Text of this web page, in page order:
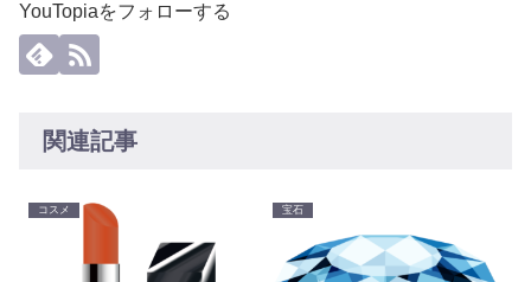
YouTopiaをフォローする
関連記事
コスメ 宝石